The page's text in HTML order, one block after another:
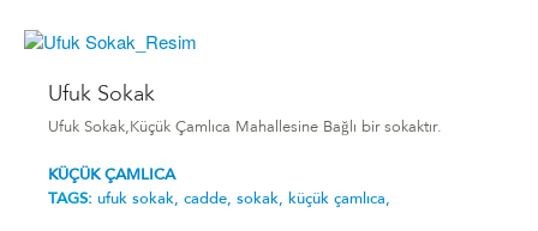
Ufuk Sokak
Ufuk Sokak,Küçük Çamlıca Mahallesine Bağlı bir sokaktır.
KÜÇÜK ÇAMLICA
TAGS: ufuk sokak, cadde, sokak, küçük çamlıca,